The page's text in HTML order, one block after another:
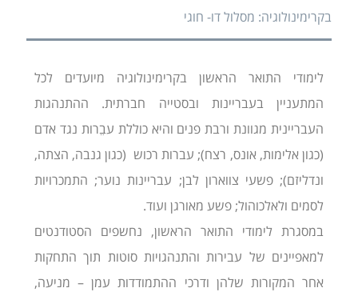
בקרימינולוגיה: מסלול דו- חוגי
לימודי התואר הראשון בקרימינולוגיה מיועדים לכל
המתעניין בעבריינות ובסטייה חברתית. ההתנהגות
העבריינית מגוונת ורבת פנים והיא כוללת עבֵרות נגד אדם
(כגון אלימות, אונס, רצח); עברות רכוש (כגון גנבה, הצתה,
ונדליזם); פשעי צווארון לבן; עבריינות נוער; התמכרויות
לסמים ולאלכוהול; פשע מאורגן ועוד.
במסגרת לימודי התואר הראשון, נחשפים הסטודנטים
למאפיינים של עבירות והתנהגויות סוטות תוך התחקות
אחר המקורות שלהן ודרכי ההתמודדות עמן – מניעה,